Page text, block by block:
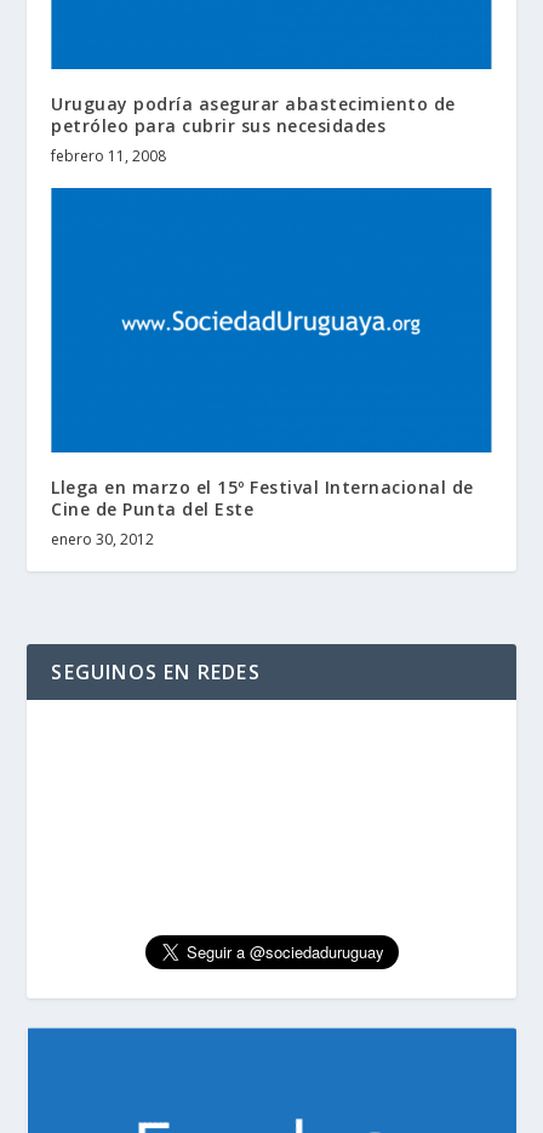
Uruguay podría asegurar abastecimiento de
petróleo para cubrir sus necesidades
febrero 11, 2008
Llega en marzo el 15º Festival Internacional de
Cine de Punta del Este
enero 30, 2012
SEGUINOS EN REDES